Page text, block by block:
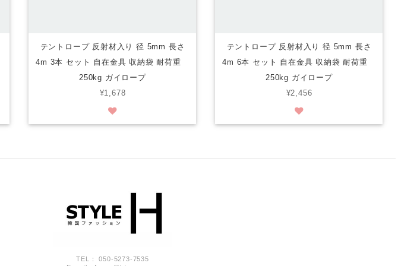
テントロープ 反射材入り 径 5mm 長さ
4m 3本 セット 自在金具 収納袋 耐荷重
250kg ガイロープ
¥1,678
テントロープ 反射材入り 径 5mm 長さ
4m 6本 セット 自在金具 収納袋 耐荷重
250kg ガイロープ
¥2,456
TEL： 050-5273-7535